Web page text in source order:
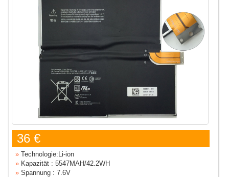
36 €
» Technologie:Li-ion
» Kapazität : 5547MAH/42.2WH
» Spannung : 7.6V